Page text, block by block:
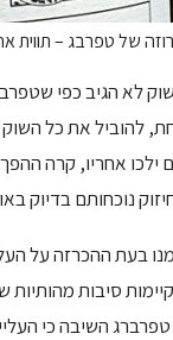
של טפרבג – תווית
לא הגיב כפי
להוביל את כל
אחריו, קרה
נוכחותם בדיוק
בעת ההכרזה על
סיבות מהותיות
השיבה כי